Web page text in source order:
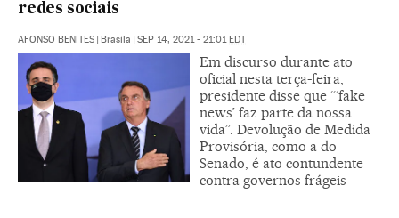
redes sociais
AFONSO BENITES | Brasíla | SEP 14, 2021 - 21:01EDT
Em discurso durante ato
oficial nesta terça-feira,
presidente disse que “‘fake
news’ faz parte da nossa
vida”. Devolução de Medida
Provisória, como a do
Senado, é ato contundente
contra governos frágeis